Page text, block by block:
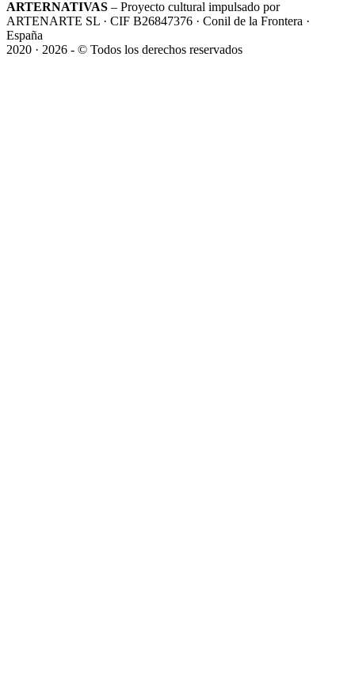
ARTERNATIVAS – Proyecto cultural impulsado por
ARTENARTE SL · CIF B26847376 · Conil de la Frontera ·
España
2020 · 2026 - © Todos los derechos reservados